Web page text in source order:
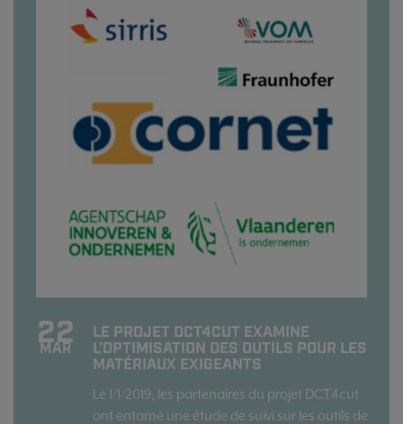
22
MAR
LE PROJET DCT4CUT EXAMINE
L'OPTIMISATION DES OUTILS POUR LES
MATÉRIAUX EXIGEANTS
Le 1/1/2019, les partenaires du projet DCT4cut
ont entamé une étude de suivi sur les outils de